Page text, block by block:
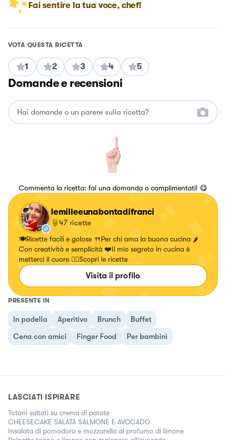
Fai sentire la tua voce, chef!
VOTA QUESTA RICETTA
1 2 3 4 5
Domande e recensioni
Commenta la ricetta: fai una domanda o complimentati! 😋
lemilleeunabontadifranci
47 ricette
🍽Ricette facili e golose 🍴Per chi ama la buona cucina 🌶
Con creatività e semplicità ❤️Il mio segreto in cucina è
metterci il cuore 👇🏻Scopri le ricette
Visita il profilo
PRESENTE IN
In padella Aperitivo Brunch
Buffet
Cena con amici
Finger Food Per bambini
LASCIATI ISPIRARE
Totani saltati su crema di patate
CHEESECAKE SALATA SALMONE E AVOCADO
Insalata di pomodoro e mozzarella al profumo di limone